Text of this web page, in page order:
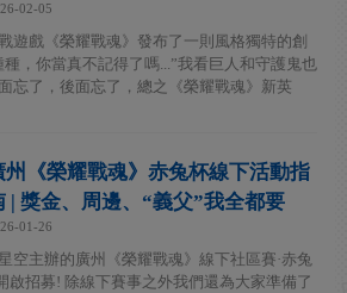
02-05
遊戲《榮耀戰魂》發布了一則風格獨特的創
，你當真不記得了嗎...”我看巨人和守護鬼也
忘了，後面忘了，總之《榮耀戰魂》新英
州《榮耀戰魂》赤兔杯線下活動指
| 獎金、周邊、“義父”我全都要
01-26
空主辦的廣州《榮耀戰魂》線下社區賽·赤兔
啟招募! 除線下賽事之外我們還為大家準備了